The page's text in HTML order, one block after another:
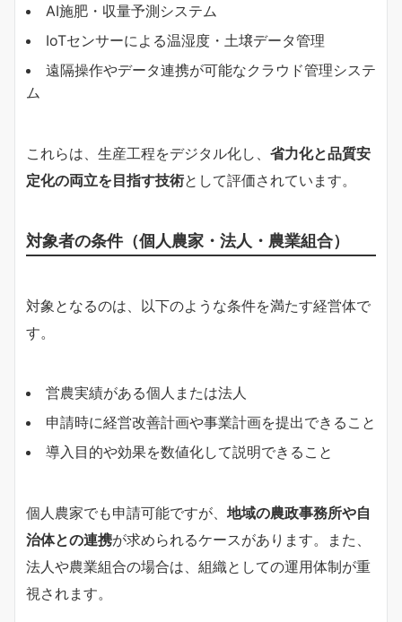
AI施肥・収量予測システム
IoTセンサーによる温湿度・土壌データ管理
遠隔操作やデータ連携が可能なクラウド管理システ
ム
これらは、生産工程をデジタル化し、 省力化と品質安
定化の両立を目指す技術として評価されています。
対象者の条件（個人農家・法人・農業組合）
対象となるのは、以下のような条件を満たす経営体で
す。
営農実績がある個人または法人
申請時に経営改善計画や事業計画を提出できること
導入目的や効果を数値化して説明できること
個人農家でも申請可能ですが、 地域の農政事務所や自
治体との連携が求められるケースがあります。また、
法人や農業組合の場合は、組織としての運用体制が重
視されます。